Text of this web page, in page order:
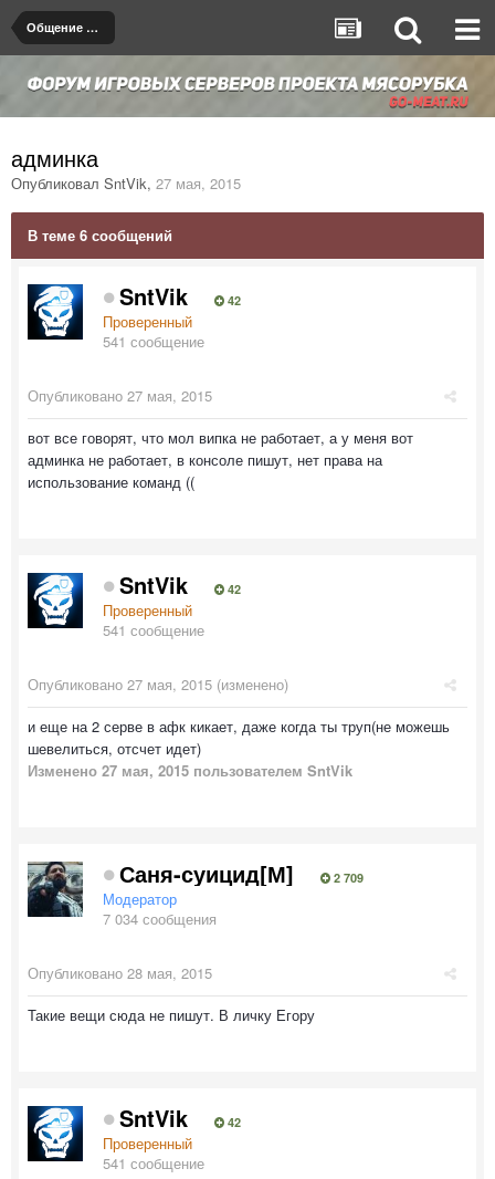
Общение на любые темы
админка
Опубликовал SntVik, 27 мая, 2015
В теме 6 сообщений
SntVik 42
Проверенный
541 сообщение
Опубликовано 27 мая, 2015
вот все говорят, что мол випка не работает, а у меня вот
админка не работает, в консоле пишут, нет права на
использование команд ((
SntVik 42
Проверенный
541 сообщение
Опубликовано 27 мая, 2015 (изменено)
и еще на 2 серве в афк кикает, даже когда ты труп(не можешь
шевелиться, отсчет идет)
Изменено 27 мая, 2015 пользователем SntVik
Саня-суицид[М] 2 709
Модератор
7 034 сообщения
Опубликовано 28 мая, 2015
Такие вещи сюда не пишут. В личку Егору
SntVik 42
Проверенный
541 сообщение